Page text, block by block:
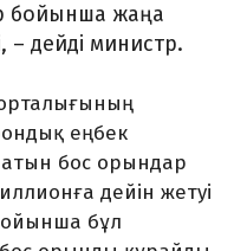
бойынша жаңа
– дейді министр.
еңбек
бос орындар
дейін жетуі
бұл